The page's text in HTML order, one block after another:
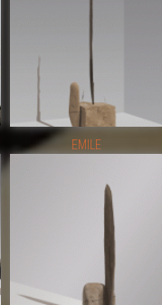
EMILE